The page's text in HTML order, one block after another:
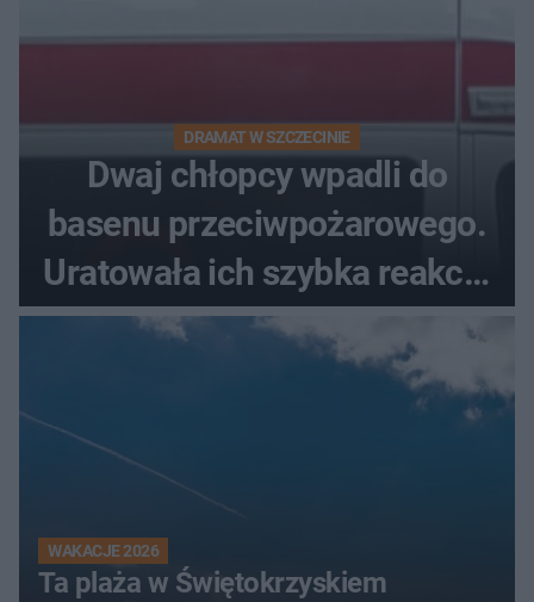
DRAMAT W SZCZECINIE
Dwaj chłopcy wpadli do
basenu przeciwpożarowego.
Uratowała ich szybka reakcja
świadków
WAKACJE 2026
Ta plaża w Świętokrzyskiem